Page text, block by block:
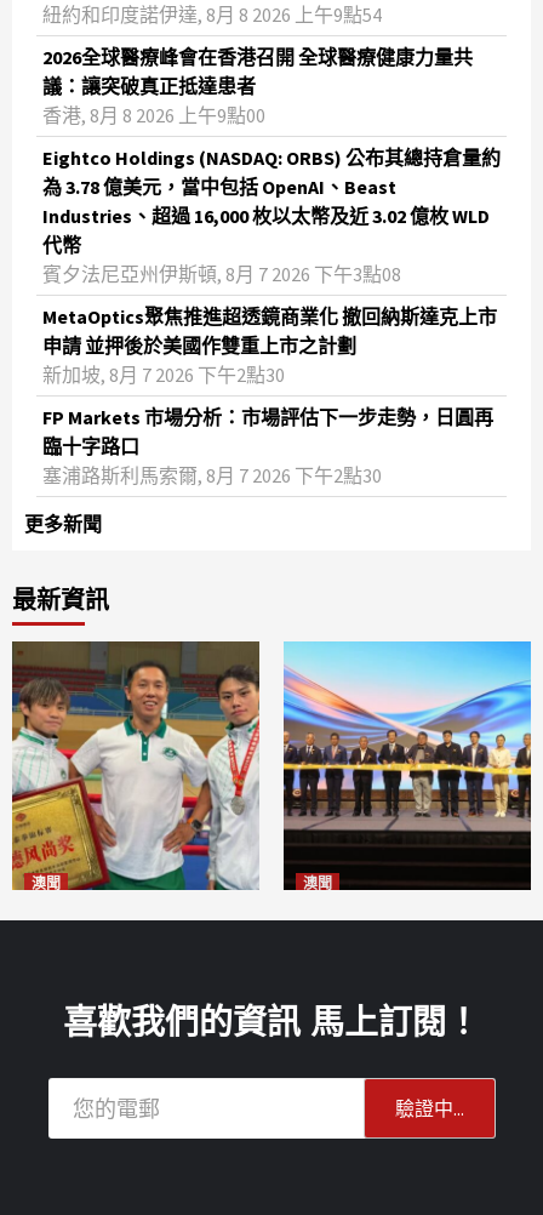
紐約和印度諾伊達, 8月 8 2026 上午9點54
2026全球醫療峰會在香港召開 全球醫療健康力量共
議：讓突破真正抵達患者
香港, 8月 8 2026 上午9點00
Eightco Holdings (NASDAQ: ORBS) 公布其總持倉量約
為 3.78 億美元，當中包括 OpenAI、Beast
Industries、超過 16,000 枚以太幣及近 3.02 億枚 WLD
代幣
賓夕法尼亞州伊斯頓, 8月 7 2026 下午3點08
MetaOptics聚焦推進超透鏡商業化 撤回納斯達克上市
申請 並押後於美國作雙重上市之計劃
新加坡, 8月 7 2026 下午2點30
FP Markets 市場分析：市場評估下一步走勢，日圓再
臨十字路口
塞浦路斯利馬索爾, 8月 7 2026 下午2點30
更多新聞
最新資訊
澳聞 澳聞
喜歡我們的資訊 馬上訂閱！